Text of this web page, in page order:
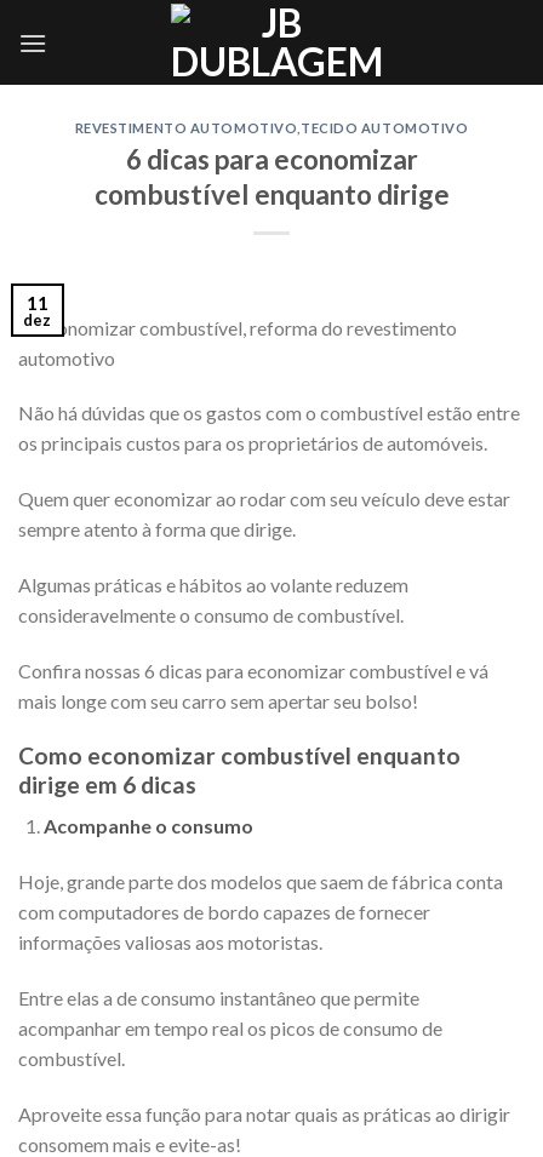
REVESTIMENTO AUTOMOTIVO TECIDO AUTOMOTIVO
6 dicas para economizar
combustível enquanto dirige
11
dez
Não há dúvidas que os gastos com o combustível estão entre
os principais custos para os proprietários de automóveis.
Quem quer economizar ao rodar com seu veículo deve estar
sempre atento à forma que dirige.
Algumas práticas e hábitos ao volante reduzem
consideravelmente o consumo de combustível.
Confira nossas 6 dicas para economizar combustível e vá
mais longe com seu carro sem apertar seu bolso!
Como economizar combustível enquanto
dirige em 6 dicas
Acompanhe o consumo
Hoje, grande parte dos modelos que saem de fábrica conta
com computadores de bordo capazes de fornecer
informações valiosas aos motoristas.
Entre elas a de consumo instantâneo que permite
acompanhar em tempo real os picos de consumo de
combustível.
Aproveite essa função para notar quais as práticas ao dirigir
consomem mais e evite-as!